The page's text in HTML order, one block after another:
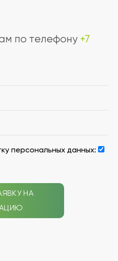
по телефону +7
персональных данных:
НА